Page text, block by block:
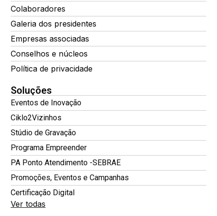
Colaboradores
Galeria dos presidentes
Empresas associadas
Conselhos e núcleos
Política de privacidade
Soluções
Eventos de Inovação
Ciklo2Vizinhos
Stúdio de Gravação
Programa Empreender
PA Ponto Atendimento -SEBRAE
Promoções, Eventos e Campanhas
Certificação Digital
Ver todas